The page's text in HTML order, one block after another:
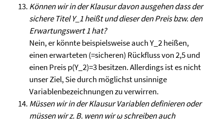
Können wir in der Klausur davon ausgehen dass der
sichere Titel Y_1 heißt und dieser den Preis bzw. den
Erwartungswert 1 hat?
Nein, er könnte beispielsweise auch Y_2 heißen,
einen erwarteten (=sicheren) Rückfluss von 2,5 und
einen Preis p(Y_2)=3 besitzen. Allerdings ist es nicht
unser Ziel, Sie durch möglichst unsinnige
Variablenbezeichnungen zu verwirren.
Müssen wir in der Klausur Variablen definieren oder
müssen wir z. B. wenn wir ω schreiben auch